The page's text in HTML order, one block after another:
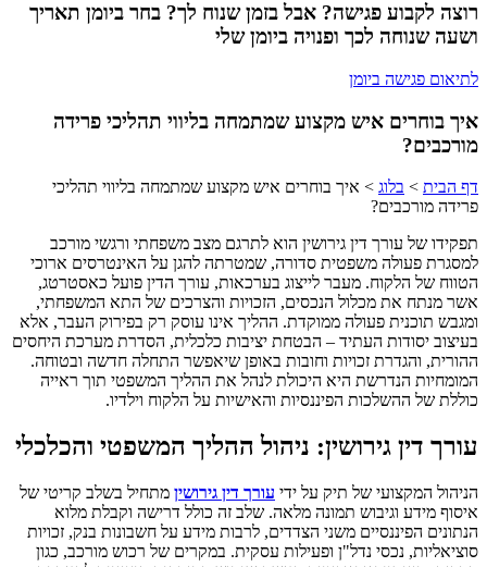
רוצה לקבוע פגישה? אבל בזמן שנוח לך? בחר ביומן תאריך
ושעה שנוחה לכך ופנויה ביומן שלי
לתיאום פגישה ביומן
איך בוחרים איש מקצוע שמתמחה בליווי תהליכי פרידה
מורכבים?
דף הבית > בלוג > איך בוחרים איש מקצוע שמתמחה בליווי תהליכי
פרידה מורכבים?
תפקידו של עורך דין גירושין הוא לתרגם מצב משפחתי ורגשי מורכב
למסגרת פעולה משפטית סדורה, שמטרתה להגן על האינטרסים ארוכי
הטווח של הלקוח. מעבר לייצוג בערכאות, עורך הדין פועל כאסטרטג,
אשר מנתח את מכלול הנכסים, הזכויות והצרכים של התא המשפחתי,
ומגבש תוכנית פעולה ממוקדת. ההליך אינו עוסק רק בפירוק העבר, אלא
בעיצוב יסודות העתיד – הבטחת יציבות כלכלית, הסדרת מערכת היחסים
ההורית, והגדרת זכויות וחובות באופן שיאפשר התחלה חדשה ובטוחה.
המומחיות הנדרשת היא היכולת לנהל את ההליך המשפטי תוך ראייה
כוללת של ההשלכות הפיננסיות והאישיות על הלקוח וילדיו.
עורך דין גירושין: ניהול ההליך המשפטי והכלכלי
הניהול המקצועי של תיק על ידי עורך דין גירושין מתחיל בשלב קריטי של
איסוף מידע וגיבוש תמונה מלאה. שלב זה כולל דרישה וקבלת מלוא
הנתונים הפיננסיים משני הצדדים, לרבות מידע על חשבונות בנק, זכויות
סוציאליות, נכסי נדל"ן ופעילות עסקית. במקרים של רכוש מורכב, כגון